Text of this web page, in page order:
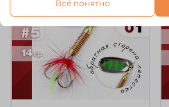
Всё понятно